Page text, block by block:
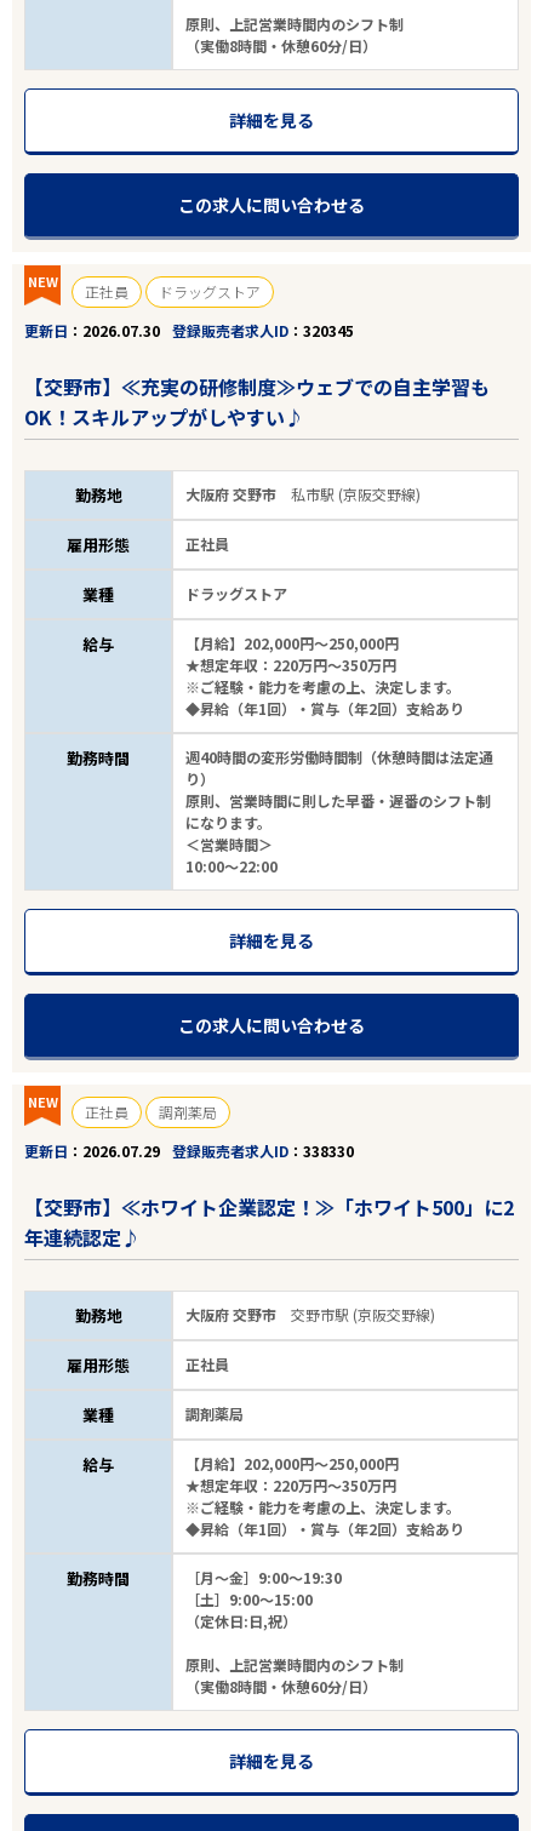
原則、上記営業時間内のシフト制
（実働8時間・休憩60分/日）
詳細を見る
この求人に問い合わせる
NEW 正社員
ドラッグストア
更新日
2026.07.30 登録販売者求人ID 320345
【交野市】≪充実の研修制度≫ウェブでの自主学習も
OK！スキルアップがしやすい♪
勤務地 大阪府 交野市私市駅 (京阪交野線)
雇用形態 正社員
業種 ドラッグストア
給与
【月給】202,000円～250,000円
★想定年収：220万円～350万円
※ご経験・能力を考慮の上、決定します。
◆昇給（年1回）・賞与（年2回）支給あり
勤務時間
週40時間の変形労働時間制（休憩時間は法定通
り）
原則、営業時間に則した早番・遅番のシフト制
になります。
＜営業時間＞
10:00～22:00
詳細を見る
この求人に問い合わせる
NEW 正社員
調剤薬局
更新日
2026.07.29 登録販売者求人ID 338330
【交野市】≪ホワイト企業認定！≫「ホワイト500」に2
年連続認定♪
勤務地 大阪府 交野市交野市駅 (京阪交野線)
雇用形態 正社員
業種 調剤薬局
給与
【月給】202,000円～250,000円
★想定年収：220万円～350万円
※ご経験・能力を考慮の上、決定します。
◆昇給（年1回）・賞与（年2回）支給あり
勤務時間
［月～金］9:00～19:30
［土］9:00～15:00
（定休日:日,祝）
原則、上記営業時間内のシフト制
（実働8時間・休憩60分/日）
詳細を見る